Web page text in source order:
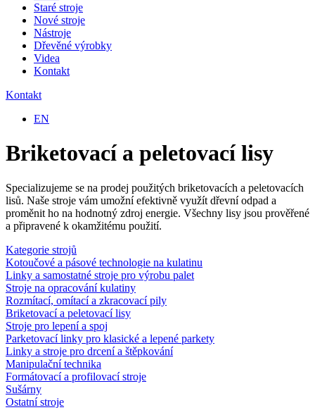
Staré stroje
Nové stroje
Nástroje
Dřevěné výrobky
Videa
Kontakt
Kontakt
EN
Briketovací a peletovací lisy
Specializujeme se na prodej použitých briketovacích a peletovacích
lisů. Naše stroje vám umožní efektivně využít dřevní odpad a
proměnit ho na hodnotný zdroj energie. Všechny lisy jsou prověřené
a připravené k okamžitému použití.
Kategorie strojů
Kotoučové a pásové technologie na kulatinu
Linky a samostatné stroje pro výrobu palet
Stroje na opracování kulatiny
Rozmítací, omítací a zkracovací pily
Briketovací a peletovací lisy
Stroje pro lepení a spoj
Parketovací linky pro klasické a lepené parkety
Linky a stroje pro drcení a štěpkování
Manipulační technika
Formátovací a profilovací stroje
Sušárny
Ostatní stroje